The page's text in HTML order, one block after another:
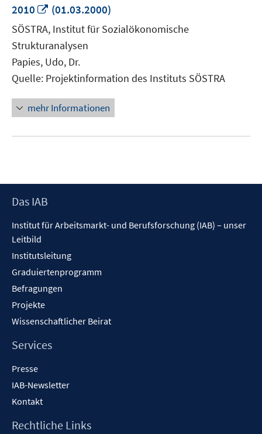
2010
In
neuem
Fenster
öffnen
(01.03.2000)
SÖSTRA, Institut für Sozialökonomische
Strukturanalysen
Papies, Udo, Dr.
Quelle: Projektinformation des Instituts SÖSTRA
mehr Informationen
Footer
Das IAB
Institut für Arbeitsmarkt- und Berufsforschung (IAB) – unser
Leitbild
Institutsleitung
Graduiertenprogramm
Befragungen
Projekte
Wissenschaftlicher Beirat
Services
Presse
IAB-Newsletter
Kontakt
Rechtliche Links